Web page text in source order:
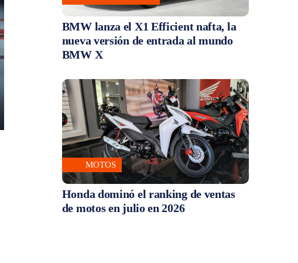
BMW lanza el X1 Efficient nafta, la
nueva versión de entrada al mundo
BMW X
MOTOS
Honda dominó el ranking de ventas
de motos en julio en 2026